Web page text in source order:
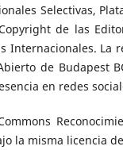
Selectivas,
de las
La
de Budapest
en redes
misma licencia de